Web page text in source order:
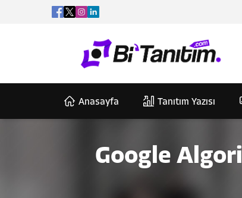
Anasayfa Tanıtım Yazısı
Google